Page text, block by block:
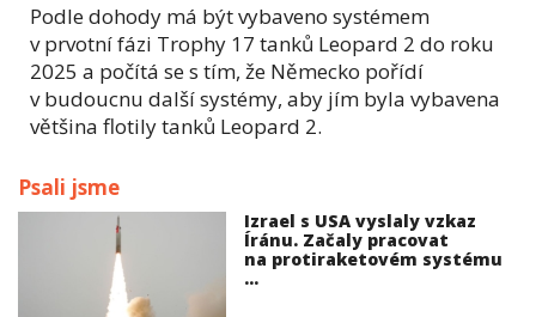
Podle dohody má být vybaveno systémem
v prvotní fázi Trophy 17 tanků Leopard 2 do roku
2025 a počítá se s tím, že Německo pořídí
v budoucnu další systémy, aby jím byla vybavena
většina flotily tanků Leopard 2.
Psali jsme
Izrael s USA vyslaly vzkaz
Íránu. Začaly pracovat
na protiraketovém systému
...